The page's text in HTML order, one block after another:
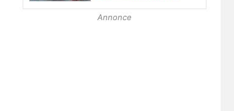
Annonce